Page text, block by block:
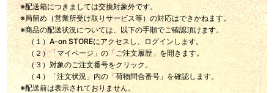
※配送箱につきましては交換対象外です。
※局留め（営業所受け取りサービス等）の対応はできかねます。
※商品の配送状況については、以下の手順でご確認頂けます。
（１）A-on STOREにアクセスし、ログインします。
（２）「マイページ」の「ご注文履歴」を開きます。
（３）対象のご注文番号をクリック。
（４）「注文状況」内の「荷物問合番号」を確認します。
※配送前は表示されておりません。